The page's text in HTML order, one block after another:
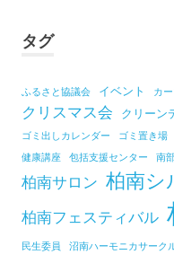
タグ
ふるさと協議会 イベント カ
クリスマス会 クリーン
ゴミ出しカレンダー ゴミ置き場
健康講座 包括支援センター 南
柏南サロン 柏南シ
柏南フェスティバル
民生委員
沼南ハーモニカサーク